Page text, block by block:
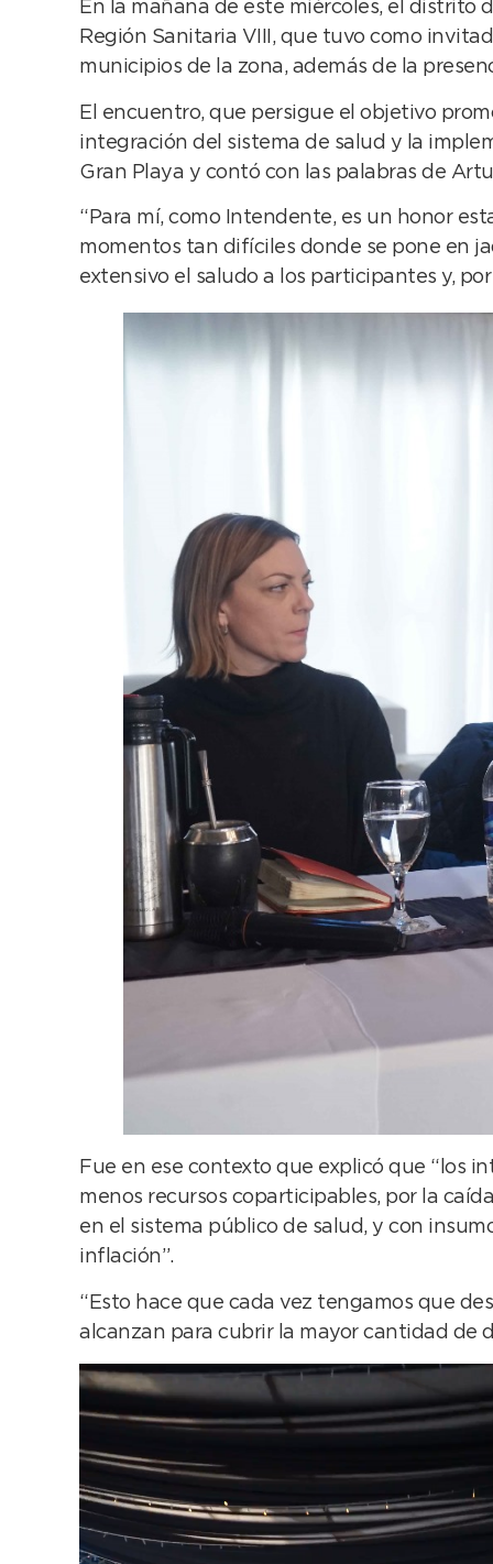
En la mañana de este miércoles, el distrito
Región Sanitaria VIII, que tuvo como
municipios de la zona, además de la
El encuentro, que persigue el objetivo
integración del sistema de salud y la
Gran Playa y contó con las palabras de
“Para mí, como Intendente, es un honor
momentos tan difíciles donde se pone en
extensivo el saludo a los participantes y,
Fue en ese contexto que explicó que “los
menos recursos coparticipables, por la
en el sistema público de salud, y con
inflación”.
“Esto hace que cada vez tengamos que
alcanzan para cubrir la mayor cantidad de